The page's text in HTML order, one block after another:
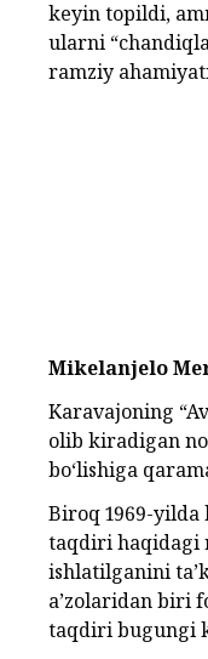
keyin topildi,
ularni
ramziy
Mikelanjelo
Karavajoning
olib kiradigan
bo‘lishiga
Biroq 1969-yilda
taqdiri haqidagi
ishlatilganini
a’zolaridan biri
taqdiri bugungi